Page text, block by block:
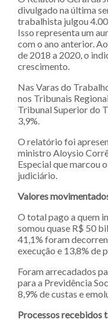
divulgado na última
trabalhista julgou
Isso representa um
com o ano anterior.
de 2018 a 2020, o
crescimento.
Nas Varas do
nos Tribunais
Tribunal Superior do
3,9%.
O relatório foi
ministro Aloysio
Especial que marcou
judiciário.
Valores
O total pago a quem
somou quase R$ 50
41,1% foram
execução e 13,8% de
Foram arrecadados
para a Previdência
8,9% de custas e
Processos recebidos